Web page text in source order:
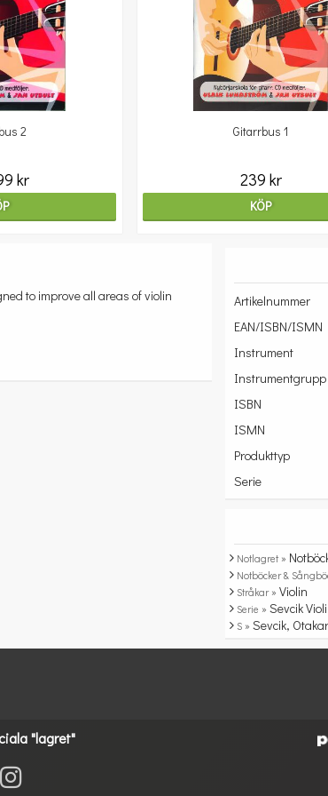
2
kr
Gitarrbus 1
239 kr
KÖP
to improve all areas of violin
Artikelnummer
EAN/ISBN/ISMN
Instrument
Instrumentgrupp
ISBN
ISMN
Produkttyp
Serie
Notlagret »
Notböcker &
Stråkar »Violin
Serie »Sevcik
S »Sevcik,
"lagret"